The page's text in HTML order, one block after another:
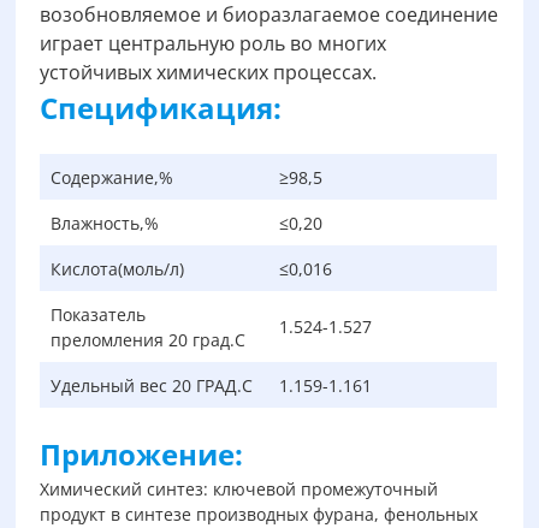
возобновляемое и биоразлагаемое соединение
играет центральную роль во многих
устойчивых химических процессах.
Спецификация:
Содержание,%
≥98,5
Влажность,%
≤0,20
Кислота(моль/л)
≤0,016
Показатель
преломления 20 град.С
1.524-1.527
Удельный вес 20 ГРАД.С 1.159-1.161
Приложение:
Химический синтез: ключевой промежуточный
продукт в синтезе производных фурана, фенольных